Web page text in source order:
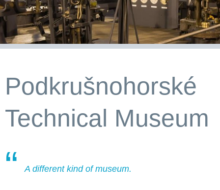
Podkrušnohorské
Technical Museum
A different kind of museum.